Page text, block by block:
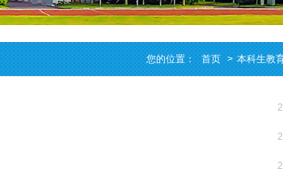
您的位置： 首页 > 本科生教